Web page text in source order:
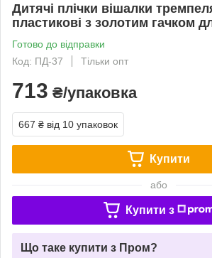
Дитячі плічки вішалки
пластикові з золотим гачком
Готово до відправки
Код: ПД-37
Тільки опт
713 ₴/упаковка
667 ₴ від 10 упаковок
Купити
або
Купити з
Що таке купити з Пром?